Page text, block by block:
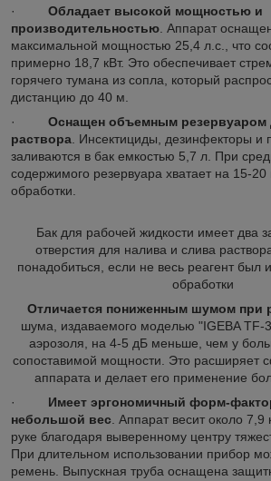
· Обладает высокой мощностью и
производительностью . Аппарат
максимальной мощностью 25,4 л.с., что
примерно 18,7 кВт. Это обеспечивает
горячего тумана из сопла, который
дистанцию до 40 м.
· Оснащен объемным резервуаром
раствора . Инсектициды, дезинфекторы и
заливаются в бак емкостью 5,7 л. При
содержимого резервуара хватает на 15-
обработки.
Бак для рабочей жидкости имеет два
отверстия для налива и слива
понадобиться, если не весь реагент был
обработки
Отличается пониженным шумом при
шума, издаваемого моделью "IGEBA TF-
аэрозоля, на 4-5 дБ меньше, чем у
сопоставимой мощности. Это расширяет
аппарата и делает его применение
· Имеет эргономичный форм-
небольшой вес . Аппарат весит около 7,9
руке благодаря выверенному центру
При длительном использовании прибор
ремень. Выпускная труба оснащена